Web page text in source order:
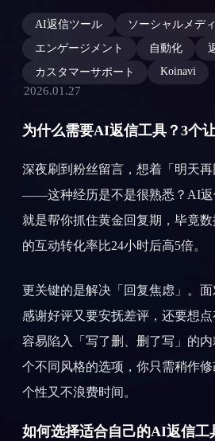
AI返信ツール
ソーシャルメデ
エンゲージメント
自動化
カスタマーサポート
Koinavi
2026.01.27
为什么需要AI返信工具？3个
深夜刷到粉丝留言，想着「明天
——这种经历是不是很熟悉？AI返
就是帮你抓住黄金回复期，毕竟
的互动转化率比24小时后高5倍。
更关键的是解决「回复焦虑」。
感谢好评又要安抚差评，还要想
容易陷入「写了删、删了写」的
个不同风格的选项，你只需稍作
个性又不浪费时间。
如何选择适合自己的AI返信工